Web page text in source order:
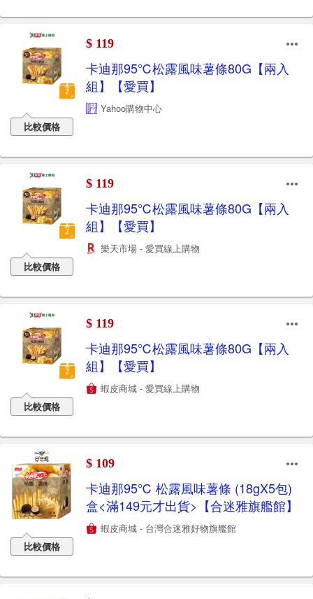
比較價格
$ 119
卡迪那95℃松露風味薯條80G【兩入
組】【愛買】
Yahoo購物中心
比較價格
$ 119
卡迪那95℃松露風味薯條80G【兩入
組】【愛買】
樂天市場 - 愛買線上購物
比較價格
$ 119
卡迪那95℃松露風味薯條80G【兩入
組】【愛買】
蝦皮商城 - 愛買線上購物
比較價格
$ 109
卡迪那95℃ 松露風味薯條 (18gX5包)
盒<滿149元才出貨>【合迷雅旗艦館】
蝦皮商城 - 台灣合迷雅好物旗艦館